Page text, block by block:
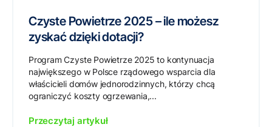
Czyste Powietrze 2025 – ile możesz
zyskać dzięki dotacji?
Program Czyste Powietrze 2025 to kontynuacja
największego w Polsce rządowego wsparcia dla
właścicieli domów jednorodzinnych, którzy chcą
ograniczyć koszty ogrzewania,...
Przeczytaj artykuł